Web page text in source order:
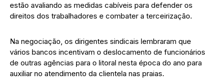
estão avaliando as medidas cabíveis para defender os
direitos dos trabalhadores e combater a terceirização.
Na negociação, os dirigentes sindicais lembraram que
vários bancos incentivam o deslocamento de funcionários
de outras agências para o litoral nesta época do ano para
auxiliar no atendimento da clientela nas praias.